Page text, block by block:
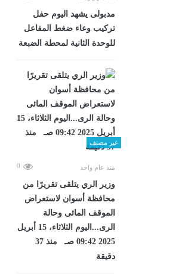
مدبولى يشهد اليوم حفل
تركيب وعاء ضغط المفاعل
للوحدة الثانية لمحطة الضبعة
غير مصنف
منذ عام واحد 0
وزير الري يتلقى تقريرًا من
محافظة أسوان لاستعراض
الموقف المائى وحالة
الرى...اليوم الثلاثاء، 15 أبريل
2025 09:42 صـ منذ 37
دقيقة